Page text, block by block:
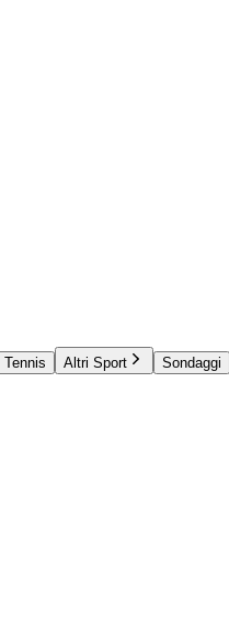
Tennis Altri Sport Sondaggi